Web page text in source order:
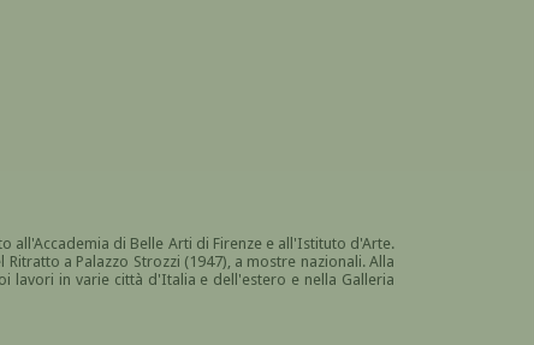
all'Accademia di Belle Arti di Firenze e all'Istituto d'Arte.
a Palazzo Strozzi (1947), a mostre nazionali. Alla
lavori in varie città d'Italia e dell'estero e nella Galleria